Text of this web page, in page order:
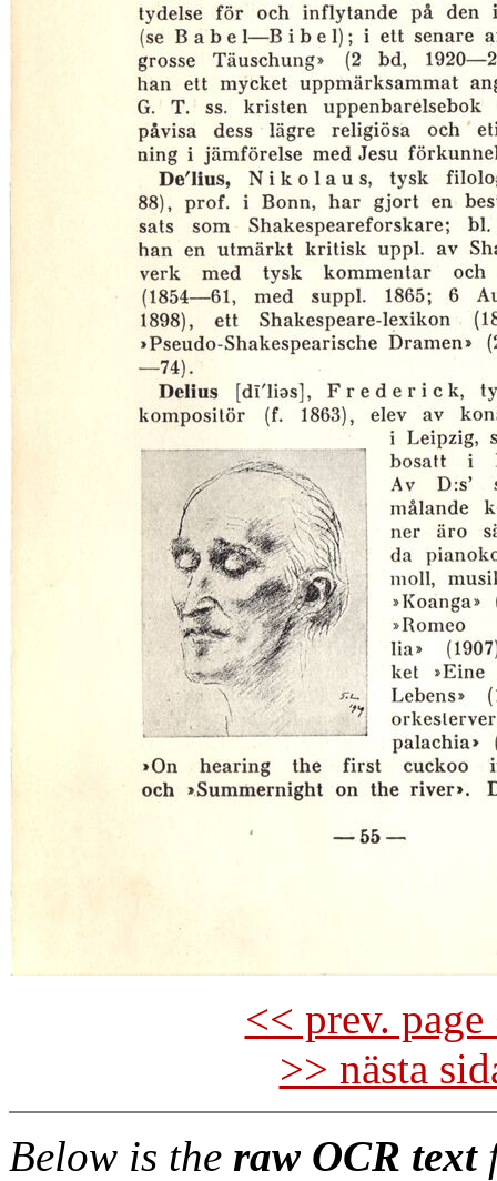
<< prev.
>> nästa
Below is the raw OCR text